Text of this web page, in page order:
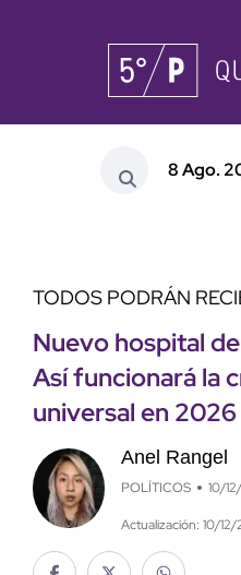
8 Ago.
TODOS PODRÁN
Nuevo hospital
Así funcionará la
universal en 2026
Anel Rangel
POLÍTICOS 10/
Actualización: 10/